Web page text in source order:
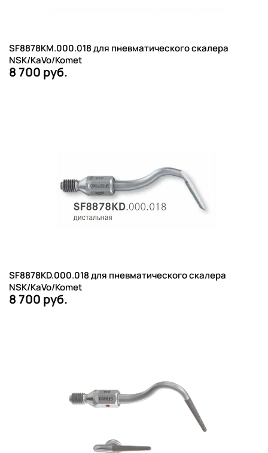
SF8878KM.000.018 для пневматического скалера
NSK/KaVo/Komet
8 700 руб.
SF8878KD.000.018 для пневматического скалера
NSK/KaVo/Komet
8 700 руб.